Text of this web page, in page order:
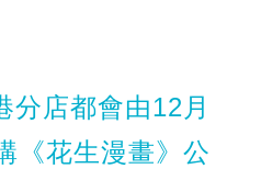
分店都會由12月
《花生漫畫》公